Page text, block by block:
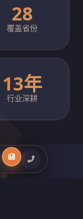
28
覆盖省份
13年
行业深耕